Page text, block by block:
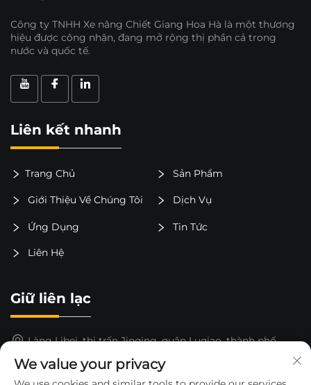
Công ty TNHH Xe nâng Chiết Giang Hoa Hà là một thương
hiệu được công nhận, đang mở rộng thị phần cả trong
nước và quốc tế.
Liên kết nhanh
Trang Chủ Sản Phẩm
Giới Thiệu Về Chúng Tôi Dịch Vụ
Ứng Dụng Tin Tức
Liên Hệ
Giữ liên lạc
Làng Libei, thị trấn Jinqing, quận Luqiao, thành phố
15325652000
We value your privacy